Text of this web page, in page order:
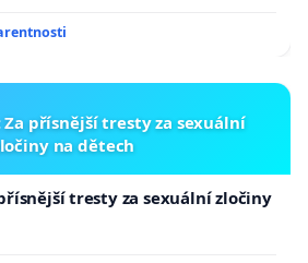
přísnější tresty za sexuální
na dětech
tresty za sexuální zločiny